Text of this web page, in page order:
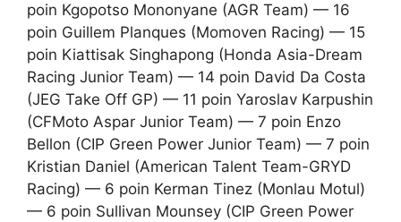
poin Kgopotso Mononyane (AGR Team) — 16
poin Guillem Planques (Momoven Racing) — 15
poin Kiattisak Singhapong (Honda Asia-Dream
Racing Junior Team) — 14 poin David Da Costa
(JEG Take Off GP) — 11 poin Yaroslav Karpushin
(CFMoto Aspar Junior Team) — 7 poin Enzo
Bellon (CIP Green Power Junior Team) — 7 poin
Kristian Daniel (American Talent Team-GRYD
Racing) — 6 poin Kerman Tinez (Monlau Motul)
— 6 poin Sullivan Mounsey (CIP Green Power